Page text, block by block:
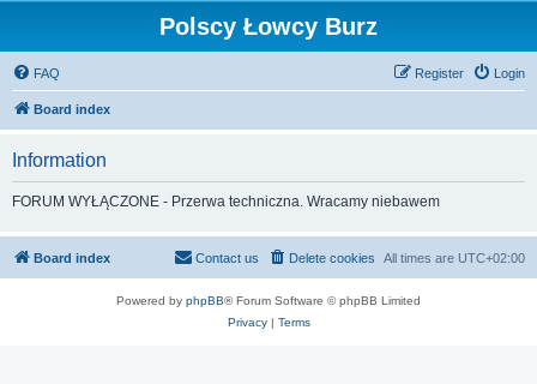
Polscy Łowcy Burz
FAQ Login
Register
Board index
Information
FORUM WYŁĄCZONE - Przerwa techniczna. Wracamy niebawem
Board index All times are UTC+02:00
Delete cookies
Contact us
Powered by phpBB® Forum Software © phpBB Limited
Privacy| Terms